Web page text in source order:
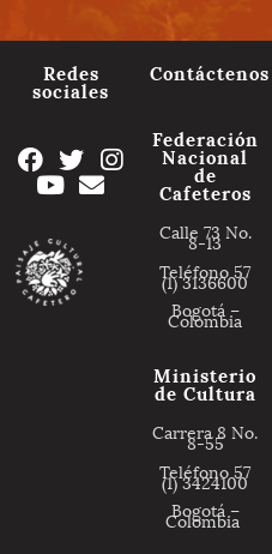
Redes
sociales
Contáctenos
Federación
Nacional
de
Cafeteros
Calle 73 No.
8-13
Teléfono 57
(1) 3136600
Bogotá –
Colombia
Ministerio
de Cultura
Carrera 8 No.
8-55
Teléfono 57
(1) 3424100
Bogotá –
Colombia